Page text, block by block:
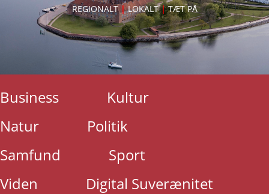
REGIONALT|LOKALT|TÆT PÅ
Business
Kultur
Natur
Politik
Samfund
Sport
Viden
Digital Suverænitet